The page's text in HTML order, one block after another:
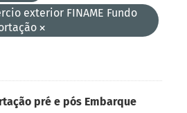
exterior FINAME Fundo
pré e pós Embarque